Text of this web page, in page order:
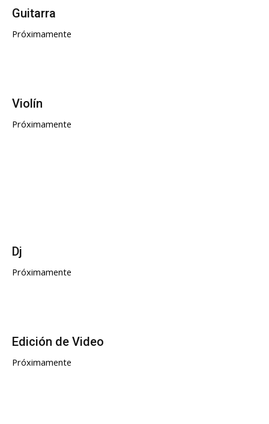
Guitarra
Próximamente
Violín
Próximamente
Dj
Próximamente
Edición de Video
Próximamente